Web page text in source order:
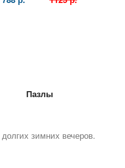
Пазлы
зимних вечеров.